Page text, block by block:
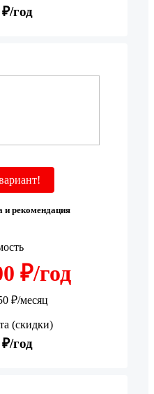
год
и рекомендация
₽/год
₽/месяц
(скидки)
год